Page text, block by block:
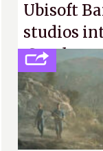
Ubisoft
studios
Creed